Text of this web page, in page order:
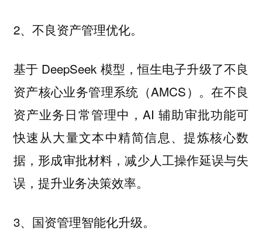
2、不良资产管理优化。
基于 DeepSeek 模型，恒生电子升级了不良
资产核心业务管理系统（AMCS）。在不良
资产业务日常管理中，AI 辅助审批功能可
快速从大量文本中精简信息、提炼核心数
据，形成审批材料，减少人工操作延误与失
误，提升业务决策效率。
3、国资管理智能化升级。